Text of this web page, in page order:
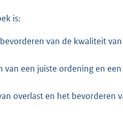
is:
van de kwaliteit
van een juiste ordening en
overlast en het bevorderen